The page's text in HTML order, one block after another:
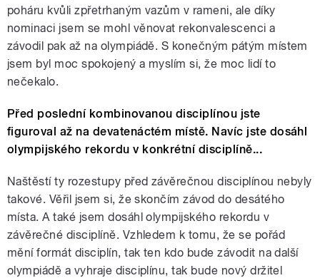
poháru kvůli zpřetrhaným vazům v rameni, ale díky
nominaci jsem se mohl věnovat rekonvalescenci a
závodil pak až na olympiádě. S konečným pátým místem
jsem byl moc spokojený a myslím si, že moc lidí to
nečekalo.
Před poslední kombinovanou disciplínou jste
figuroval až na devatenáctém místě. Navíc jste dosáhl
olympijského rekordu v konkrétní disciplíně...
Naštěstí ty rozestupy před závěrečnou disciplínou nebyly
takové. Věřil jsem si, že skončím závod do desátého
místa. A také jsem dosáhl olympijského rekordu v
závěrečné disciplíně. Vzhledem k tomu, že se pořád
mění formát disciplín, tak ten kdo bude závodit na další
olympiádě a vyhraje disciplínu, tak bude nový držitel